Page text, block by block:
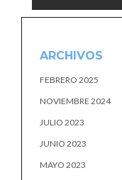
ARCHIVOS
FEBRERO 2025
NOVIEMBRE 2024
JULIO 2023
JUNIO 2023
MAYO 2023